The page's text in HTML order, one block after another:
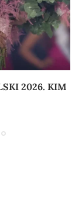
2026. KIM